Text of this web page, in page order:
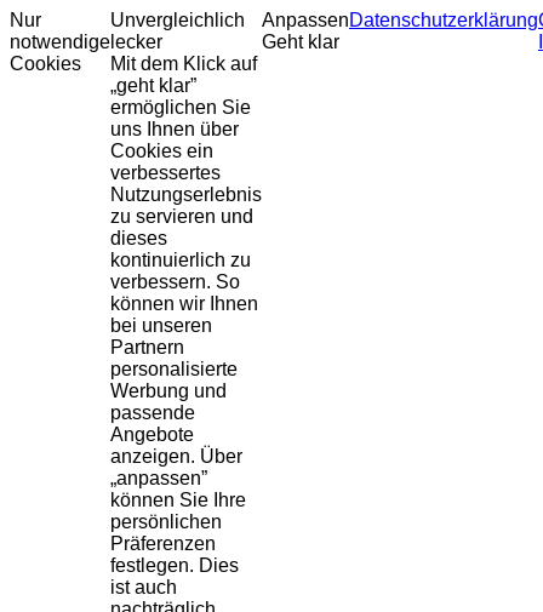
Nur
notwendige
Cookies
Unvergleichlich
lecker
Mit dem Klick auf
„geht klar”
ermöglichen Sie
uns Ihnen über
Cookies ein
verbessertes
Nutzungserlebnis
zu servieren und
dieses
kontinuierlich zu
verbessern. So
können wir Ihnen
bei unseren
Partnern
personalisierte
Werbung und
passende
Angebote
anzeigen. Über
„anpassen”
können Sie Ihre
persönlichen
Präferenzen
festlegen. Dies
ist auch
Anpassen
Geht klar
Datenschutzerklärung